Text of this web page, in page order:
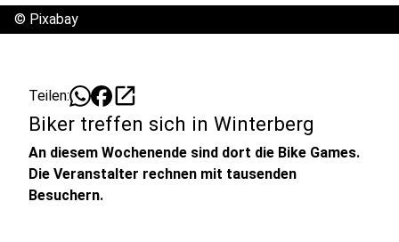
© Pixabay
Teilen: open_in_new
Biker treffen sich in Winterberg
An diesem Wochenende sind dort die Bike Games.
Die Veranstalter rechnen mit tausenden
Besuchern.